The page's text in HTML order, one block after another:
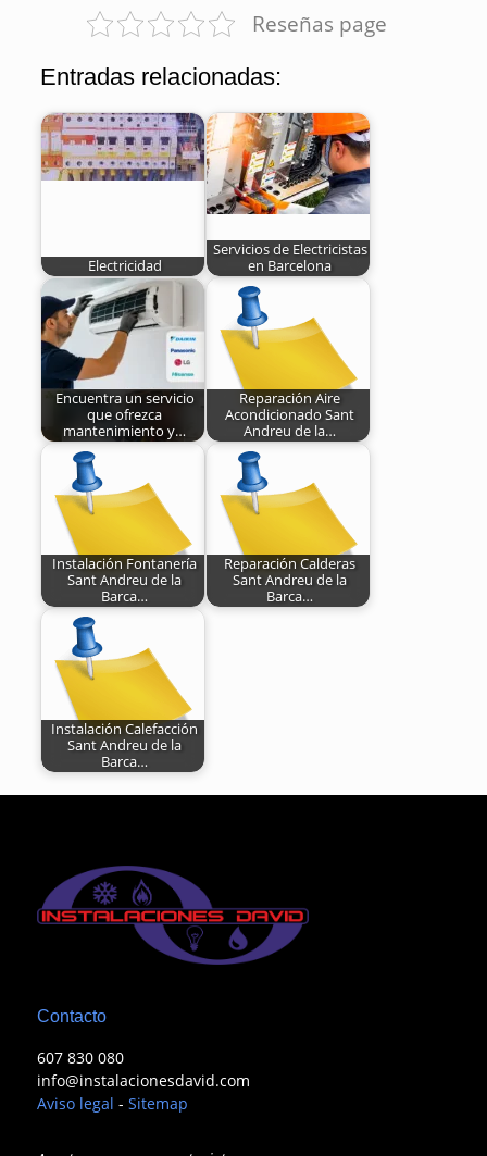
Reseñas page
Entradas relacionadas:
Electricidad
Servicios de Electricistas
en Barcelona
Encuentra un servicio
que ofrezca
mantenimiento y…
Reparación Aire
Acondicionado Sant
Andreu de la…
Instalación Fontanería
Sant Andreu de la
Barca…
Reparación Calderas
Sant Andreu de la
Barca…
Instalación Calefacción
Sant Andreu de la
Barca…
Contacto
607 830 080
info@instalacionesdavid.com
Aviso legal - Sitemap